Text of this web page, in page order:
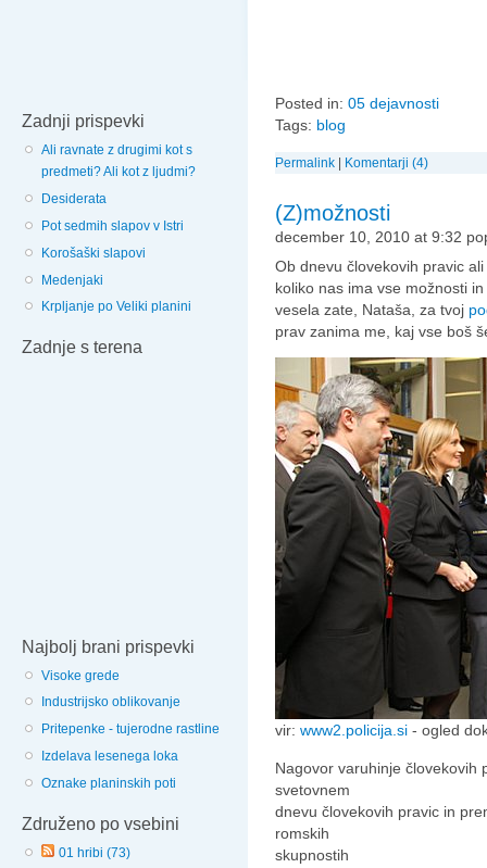
Zadnji prispevki
Ali ravnate z drugimi kot s
predmeti? Ali kot z ljudmi?
Desiderata
Pot sedmih slapov v Istri
Korošaški slapovi
Medenjaki
Krpljanje po Veliki planini
Zadnje s terena
Najbolj brani prispevki
Visoke grede
Industrijsko oblikovanje
Pritepenke - tujerodne rastline
Izdelava lesenega loka
Oznake planinskih poti
Združeno po vsebini
01 hribi (73)
Posted in: 05 dejavnosti
Tags: blog
Permalink | Komentarji (4)
(Z)možnosti
december 10, 2010 at 9:32
Ob dnevu človekovih pravic
koliko nas ima vse možnosti
vesela zate, Nataša, za tvoj
prav zanima me, kaj vse boš
vir: www2.policija.si - ogled
Nagovor varuhinje človekovih
svetovnem
dnevu človekovih pravic in
romskih
skupnostih